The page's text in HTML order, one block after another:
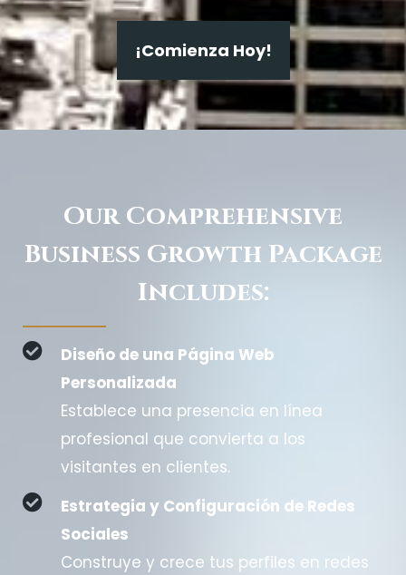
¡Comienza Hoy!
Our Comprehensive
Business Growth Package
Includes:
Diseño de una Página Web
Personalizada
Establece una presencia en línea
profesional que convierta a los
visitantes en clientes.
Estrategia y Configuración de Redes
Sociales
Construye y crece tus perfiles en redes